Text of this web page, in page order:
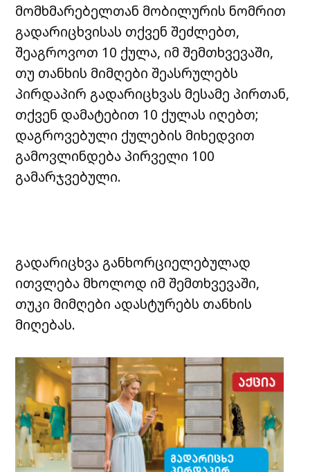
მომხმარებელთან მობილურის ნომრით
გადარიცხვისას თქვენ შეძლებთ,
შეაგროვოთ 10 ქულა, იმ შემთხვევაში,
თუ თანხის მიმღები შეასრულებს
პირდაპირ გადარიცხვას მესამე პირთან,
თქვენ დამატებით 10 ქულას იღებთ;
დაგროვებული ქულების მიხედვით
გამოვლინდება პირველი 100
გამარჯვებული.
გადარიცხვა განხორციელებულად
ითვლება მხოლოდ იმ შემთხვევაში,
თუკი მიმღები ადასტურებს თანხის
მიღებას.